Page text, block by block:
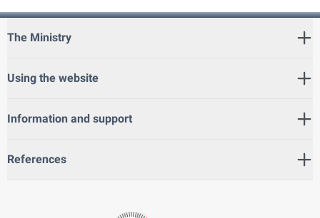
The Ministry
Using the website
Information and support
References